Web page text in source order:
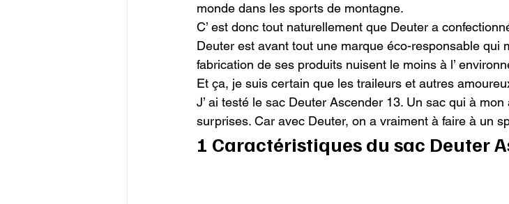
monde dans les sports de montagne.
C’ est donc tout naturellement que Deuter a
Deuter est avant tout une marque éco-responsable qui
fabrication de ses produits nuisent le moins à l’
Et ça, je suis certain que les traileurs et autres
J’ ai testé le sac Deuter Ascender 13. Un sac qui à
surprises. Car avec Deuter, on a vraiment à faire à un
1 Caractéristiques du sac Deuter